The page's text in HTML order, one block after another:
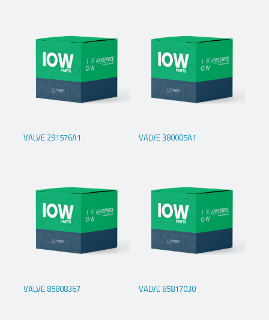
VALVE 291576A1 VALVE 380005A1
VALVE 85808367 VALVE 85817030